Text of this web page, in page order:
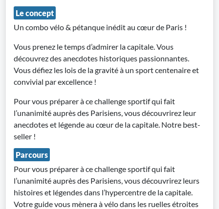
Le concept
Un combo vélo & pétanque inédit au cœur de Paris !
Vous prenez le temps d’admirer la capitale. Vous
découvrez des anecdotes historiques passionnantes.
Vous défiez les lois de la gravité à un sport centenaire et
convivial par excellence !
Pour vous préparer à ce challenge sportif qui fait
l’unanimité auprès des Parisiens, vous découvrirez leur
anecdotes et légende au cœur de la capitale. Notre best-
seller !
Parcours
Pour vous préparer à ce challenge sportif qui fait
l’unanimité auprès des Parisiens, vous découvrirez leurs
histoires et légendes dans l’hypercentre de la capitale.
Votre guide vous mènera à vélo dans les ruelles étroites